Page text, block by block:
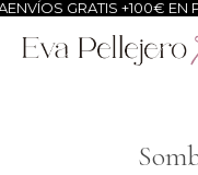
GRATIS +100€ EN